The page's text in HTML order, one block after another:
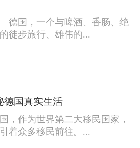
国，一个与啤酒、香肠、绝
徒步旅行、雄伟的...
德国真实生活
，作为世界第二大移民国家，
着众多移民前往。...